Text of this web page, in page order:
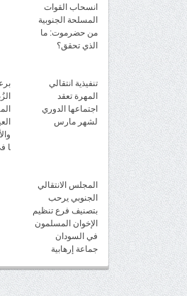
انسحاب القوات
المسلحة الجنوبية
من حضرموت: ما
الذي تحقق؟
تنفيذية انتقالي
المهرة تعقد
اجتماعها الدوري
لشهر مارس
ا
المجلس الانتقالي
الجنوبي يرحب
بتصنيف فرع تنظيم
الإخوان المسلمون
في السودان
جماعة إرهابية